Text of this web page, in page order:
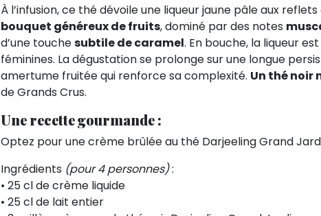
À l’infusion, ce thé dévoile une liqueur jaune pâle aux
bouquet généreux de fruits, dominé par des notes
d’une touchesubtile de caramel. En bouche, la liqueur
féminines. La dégustation se prolonge sur une longue
amertume fruitée qui renforce sa complexité. Un thé
de Grands Crus.
Une recette gourmande :
Optez pour une crème brûlée au thé Darjeeling Grand
Ingrédients (pour 4 personnes):
• 25 cl de crème liquide
• 25 cl de lait entier